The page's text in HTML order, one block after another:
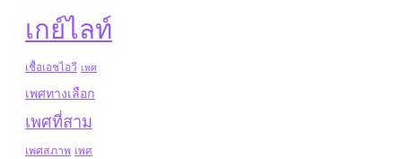
เกย์ไลท์
เชื้อเอชไอวี เพศ
เพศทางเลือก
เพศที่สาม
เพศสภาพ เพศ